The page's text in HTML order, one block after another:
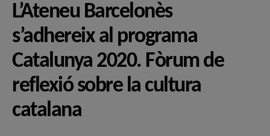
L’Ateneu Barcelonès
s’adhereix al programa
Catalunya 2020. Fòrum de
reflexió sobre la cultura
catalana